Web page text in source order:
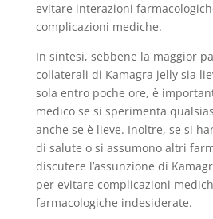
evitare interazioni
complicazioni mediche.
In sintesi, sebbene la maggior
collaterali di Kamagra jelly sia
sola entro poche ore, è
medico se si sperimenta
anche se è lieve. Inoltre, se si
di salute o si assumono altri
discutere l’assunzione di
per evitare complicazioni
farmacologiche indesiderate.